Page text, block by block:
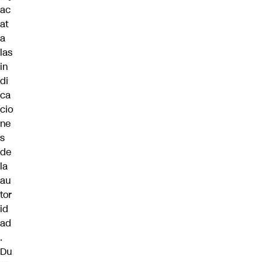
ac
at
a
las
in
di
ca
cio
ne
s
de
la
au
tor
id
ad
.
Du